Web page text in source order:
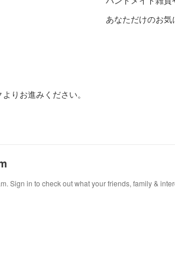
あなただけのお気
りお進みください。
Sign in to check out what your friends, family &